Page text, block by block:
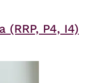
P4, I4)